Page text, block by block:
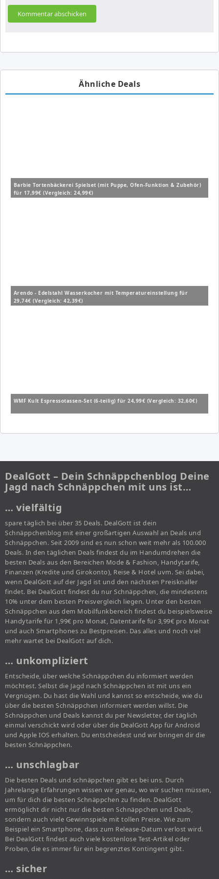
Ähnliche Deals
Barbie Tortenbäckerei Spielset (mit Puppe, Ofen-Funktion & Zubehör)
für 17,99€ (Vergleich: 24,99€)
Arendo - Edelstahl Wasserkocher mit Temperatureinstellung für
29,74€ (Vergleich: 42,39€)
WMF Kult Espressotassen-Set (6-teilig) für 24,99€ (Vergleich: 32,60€)
DealGott – Dein Schnäppchenblog Deine
Jagd nach Schnäppchen mit uns ist…
… vielfältig
spare täglich bei über 35 Deals. DealGott ist dein
Schnäppchenblog mit einer großartigen Auswahl an Deals und
Schnäppchen. Seit 2009 sind es nun schon weit mehr als 100.000
Deals. In den täglichen Deals findest du im Handumdrehen die
besten Deals aus den Bereichen Mode & Fashion, Handytarife,
Finanzen (Kredite und Girokonto), Reise & Hotel uvm. Sei dabei,
wenn DealGott auf der Jagd ist und den nächsten Preisknaller
findet. Bei DealGott findest du nur Schnäppchen, die mindestens
10% unter dem besten Preisvergleich liegen. Unter den besten
Schnäppchen aus dem Mobilfunkbereich findest du beispielsweise
Handytarife für 1,99€ pro Monat, Datentarife für 3,99€ pro Monat
und auch Smartphones zu Bestpreisen. Das alles und noch viel
mehr wartet bei DealGott auf dich.
… unkompliziert
Entscheide, über welche Schnäppchen du informiert werden
möchtest. Selbst die Jagd nach Schnäppchen ist mit uns ein
Vergnügen. Du hast die Wahl und kannst so entscheide, wie du
über die besten Schnäppchen informiert werden willst. Die
Schnäppchen und Deals kannst du per Newsletter, der täglich
einmal verschickt wird oder über die DealGott App für Android
und Apple IOS erhalten. Du entscheidest und wir bringen dir die
besten Schnäppchen.
… unschlagbar
Die besten Deals und schnäppchen gibt es bei uns. Durch
Jahrelange Erfahrungen wissen wir genau, wo wir suchen müssen,
um für dich die besten Schnäppchen zu finden. DealGott
ermöglicht dir nicht nur die besten Schnäppchen und Deals,
sondern auch viele Gewinnspiele mit tollen Preise. Wie zum
Beispiel ein Smartphone, dass zum Release-Datum verlost wird.
Bei DealGott findest auch viele kostenlose Test-Artikel oder
Proben, die es immer für ein begrenztes Kontingent gibt.
… sicher